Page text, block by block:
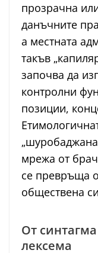
прозрачна
данъчните
а местната
такъв
започва да
контролни
позиции,
мрежа от
се превръща
обществена
От
лексема